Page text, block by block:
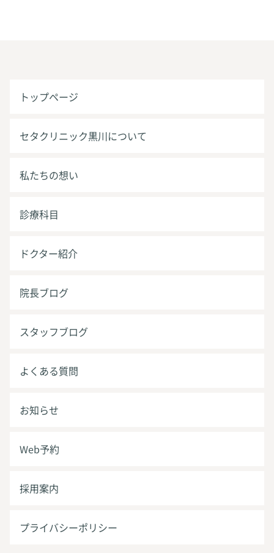
トップページ
セタクリニック黒川について
私たちの想い
診療科目
ドクター紹介
院長ブログ
スタッフブログ
よくある質問
お知らせ
Web予約
採用案内
プライバシーポリシー